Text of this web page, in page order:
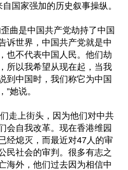
国家强加的历史叙事操纵。
曲是中国共产党劫持了中国
诉世界，中国共产党就是中
也不代表中国人民。他们劫
所以我希望从现在起，当我
到中国时，我们称它为中国
她说。
走上街头，因为他们对中共
会自我改革。现在香港维园
经熄灭，而最近对47人的审
民社会的审判。很多有志之
海外，他们过去因为相信中